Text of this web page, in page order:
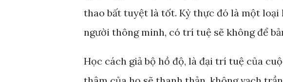
thao bất tuyệt là tốt. Kỳ thực đó là một
người thông minh, có trí tuệ sẽ không để
Học cách giả bộ hồ độ, là đại trí tuệ của